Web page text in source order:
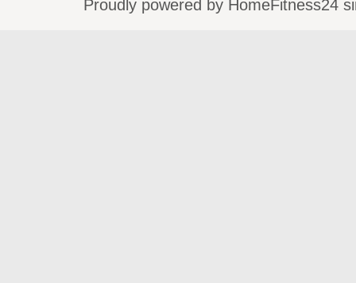
Proudly powered by HomeFitness24